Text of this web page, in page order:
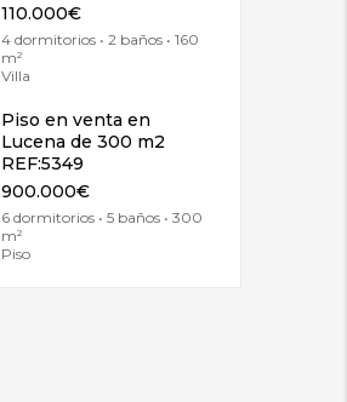
110.000€
4 dormitorios • 2 baños • 160
m²
Villa
Piso en venta en
Lucena de 300 m2
REF:5349
900.000€
6 dormitorios • 5 baños • 300
m²
Piso